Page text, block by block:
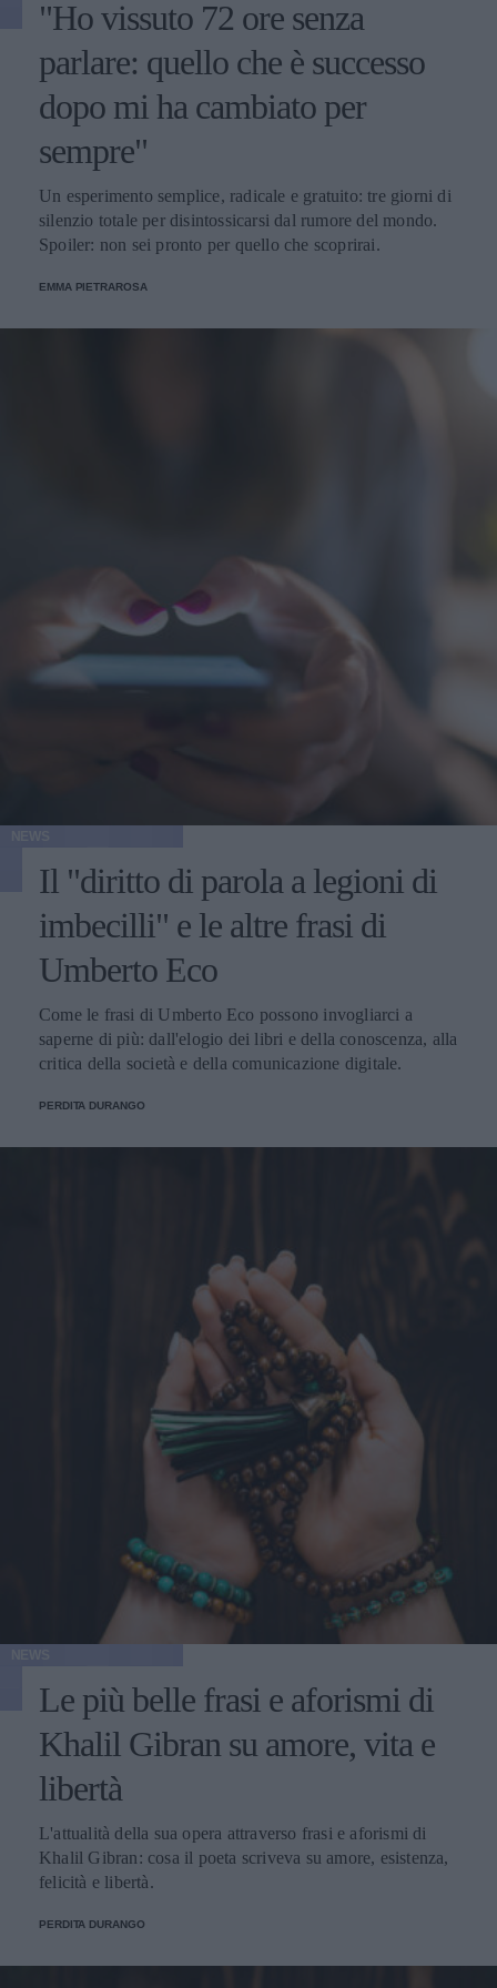
"Ho vissuto 72 ore senza
parlare: quello che è successo
dopo mi ha cambiato per
sempre"
Un esperimento semplice, radicale e gratuito: tre giorni di
silenzio totale per disintossicarsi dal rumore del mondo.
Spoiler: non sei pronto per quello che scoprirai.
EMMA PIETRAROSA
Il "diritto di parola a legioni di
imbecilli" e le altre frasi di
Umberto Eco
Come le frasi di Umberto Eco possono invogliarci a
saperne di più: dall'elogio dei libri e della conoscenza, alla
critica della società e della comunicazione digitale.
PERDITA DURANGO
Le più belle frasi e aforismi di
Khalil Gibran su amore, vita e
libertà
L'attualità della sua opera attraverso frasi e aforismi di
Khalil Gibran: cosa il poeta scriveva su amore, esistenza,
felicità e libertà.
PERDITA DURANGO